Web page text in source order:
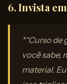
6. Invista
*“Curso de
você sabe,
material.